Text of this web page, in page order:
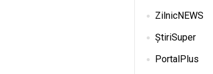
ZilnicNEWS
ȘtiriSuper
PortalPlus